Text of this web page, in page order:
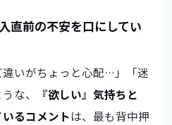
直前の不安を口にしてい
違いがちょっと心配…」「迷
な、
『欲しい』気持ちと
いるコメントは、最も背中押